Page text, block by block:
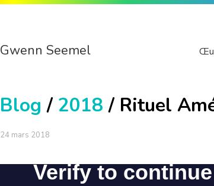
Gwenn Seemel
Blog / 2018 / Rituel
24 mars 2018